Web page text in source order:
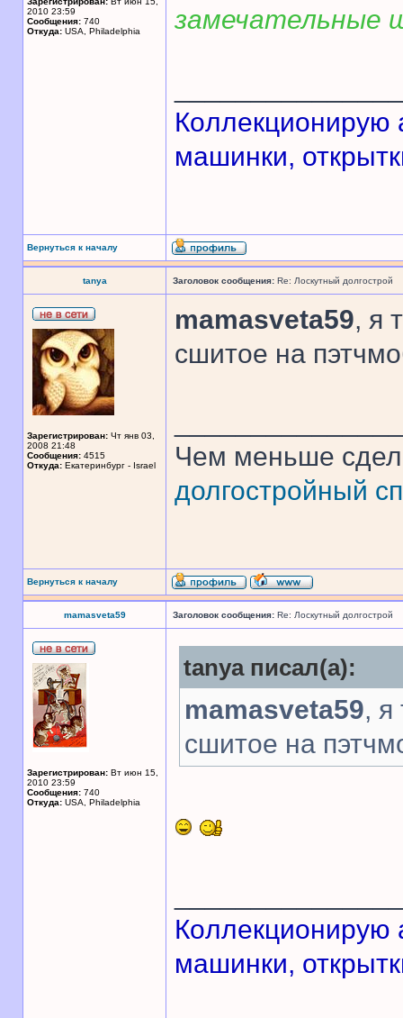
2010 23:59
Сообщения: 740
Откуда: USA, Philadelphia замечательные
Кoллекционирую
машинки,
Вернуться к началу
tanya Заголовок сообщения: Re: Лоскутный долгострой
Зарегистрирован: Чт янв 03,
2008 21:48
Сообщения: 4515
Откуда: Екатеринбург - Israel
mamasveta59, я
сшитое на
Чем меньше
долгостройный
Вернуться к началу
mamasveta59 Заголовок сообщения: Re: Лоскутный долгострой
Зарегистрирован: Вт июн 15,
2010 23:59
Сообщения: 740
Откуда: USA, Philadelphia
tanya писал(а):
mamasveta59, я
сшитое на
Кoллекционирую
машинки,